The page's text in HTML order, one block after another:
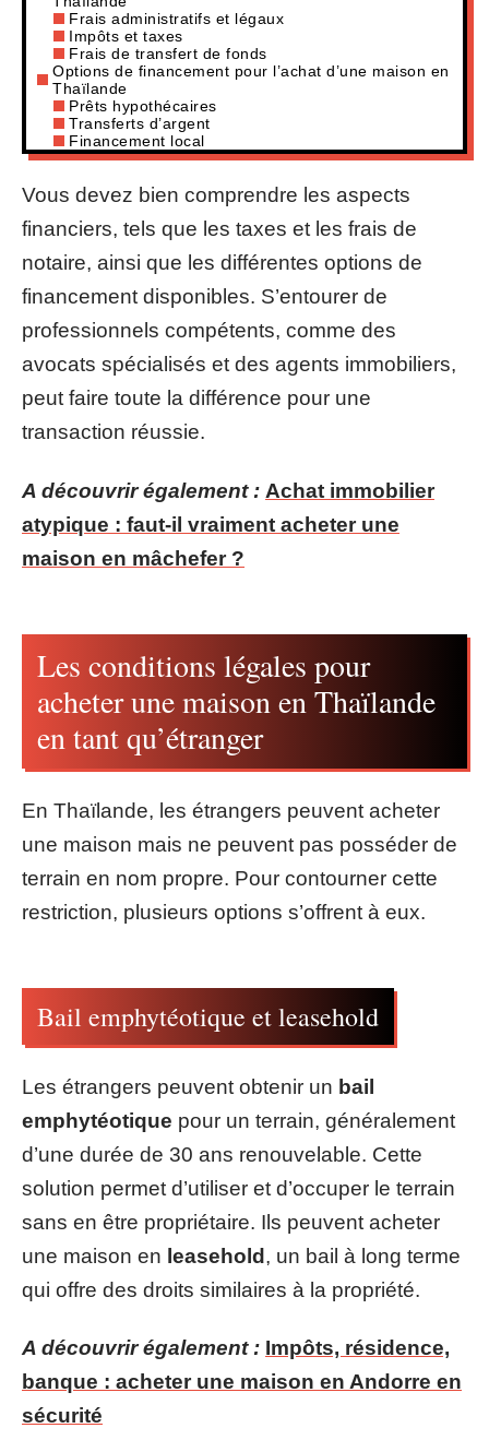
Frais administratifs et légaux
Impôts et taxes
Frais de transfert de fonds
Options de financement pour l’achat d’une maison en
Thaïlande
Prêts hypothécaires
Transferts d’argent
Financement local
Vous devez bien comprendre les aspects
financiers, tels que les taxes et les frais de
notaire, ainsi que les différentes options de
financement disponibles. S’entourer de
professionnels compétents, comme des
avocats spécialisés et des agents immobiliers,
peut faire toute la différence pour une
transaction réussie.
A découvrir également : Achat immobilier
atypique : faut-il vraiment acheter une
maison en mâchefer ?
Les conditions légales pour
acheter une maison en Thaïlande
en tant qu’étranger
En Thaïlande, les étrangers peuvent acheter
une maison mais ne peuvent pas posséder de
terrain en nom propre. Pour contourner cette
restriction, plusieurs options s’offrent à eux.
Bail emphytéotique et leasehold
Les étrangers peuvent obtenir un bail
emphytéotique pour un terrain, généralement
d’une durée de 30 ans renouvelable. Cette
solution permet d’utiliser et d’occuper le terrain
sans en être propriétaire. Ils peuvent acheter
une maison en leasehold, un bail à long terme
qui offre des droits similaires à la propriété.
A découvrir également : Impôts, résidence,
banque : acheter une maison en Andorre en
sécurité